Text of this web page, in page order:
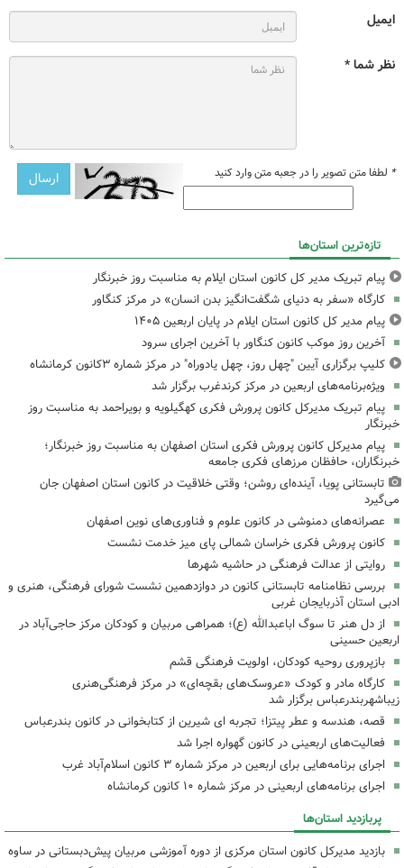
ایمیل
نظر شما *
* لطفا متن تصویر را در جعبه متن وارد کنید
تازه‌ترین استان‌ها
پیام تبریک مدیر کل کانون استان ایلام به مناسبت روز خبرنگار
کارگاه «سفر به دنیای شگفت‌انگیز بدن انسان» در مرکز کنگاور
پیام مدیر کل کانون استان ایلام در پایان اربعین ۱۴۰۵
آخرین روز موکب کانون کنگاور با آخرین اجرای سرود
کلیپ برگزاری آیین "چهل روز، چهل یادوراه" در مرکز شماره ۳کانون کرمانشاه
ویژه‌برنامه‌های اربعین در مرکز کرندغرب برگزار شد
پیام تبریک مدیرکل کانون پرورش فکری کهگیلویه و بویراحمد به مناسبت روز
خبرنگار
پیام مدیرکل کانون پرورش فکری استان اصفهان به مناسبت روز خبرنگار؛
خبرنگاران، حافظان مرزهای فکری جامعه
تابستانی پویا، آینده‌ای روشن؛ وقتی خلاقیت در کانون استان اصفهان جان
می‌گیرد
عصرانه‌های دمنوشی در کانون علوم و فناوری‌های نوین اصفهان
کانون پرورش فکری خراسان شمالی پای میز خدمت نشست
روایتی از عدالت فرهنگی در حاشیه شهرها
بررسی نظامنامه تابستانی کانون در دوازدهمین نشست شورای فرهنگی، هنری و
ادبی استان آذربایجان غربی
از دل هنر تا سوگ اباعبدالله (ع)؛ همراهی مربیان و کودکان مرکز حاجی‌آباد در
اربعین حسینی
بازپروری روحیه کودکان، اولویت فرهنگی قشم
کارگاه مادر و کودک «عروسک‌های بقچه‌ای» در مرکز فرهنگی‌هنری
زیباشهربندرعباس برگزار شد
قصه، هندسه و عطر پیتزا؛ تجربه ای شیرین از کتابخوانی در کانون بندرعباس
فعالیت‌های اربعینی در کانون گهواره اجرا شد
اجرای برنامه‌هایی برای اربعین در مرکز شماره ۳ کانون اسلام‌آباد غرب
اجرای برنامه‌های اربعینی در مرکز شماره ۱۰ کانون کرمانشاه
پربازدید استان‌ها
بازدید مدیرکل کانون استان مرکزی از دوره آموزشی مربیان پیش‌دبستانی در ساوه